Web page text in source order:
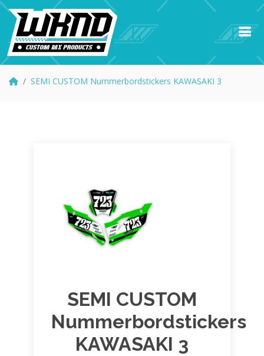
SEMI CUSTOM Nummerbordstickers KAWASAKI 3
SEMI CUSTOM
Nummerbordstickers
KAWASAKI 3